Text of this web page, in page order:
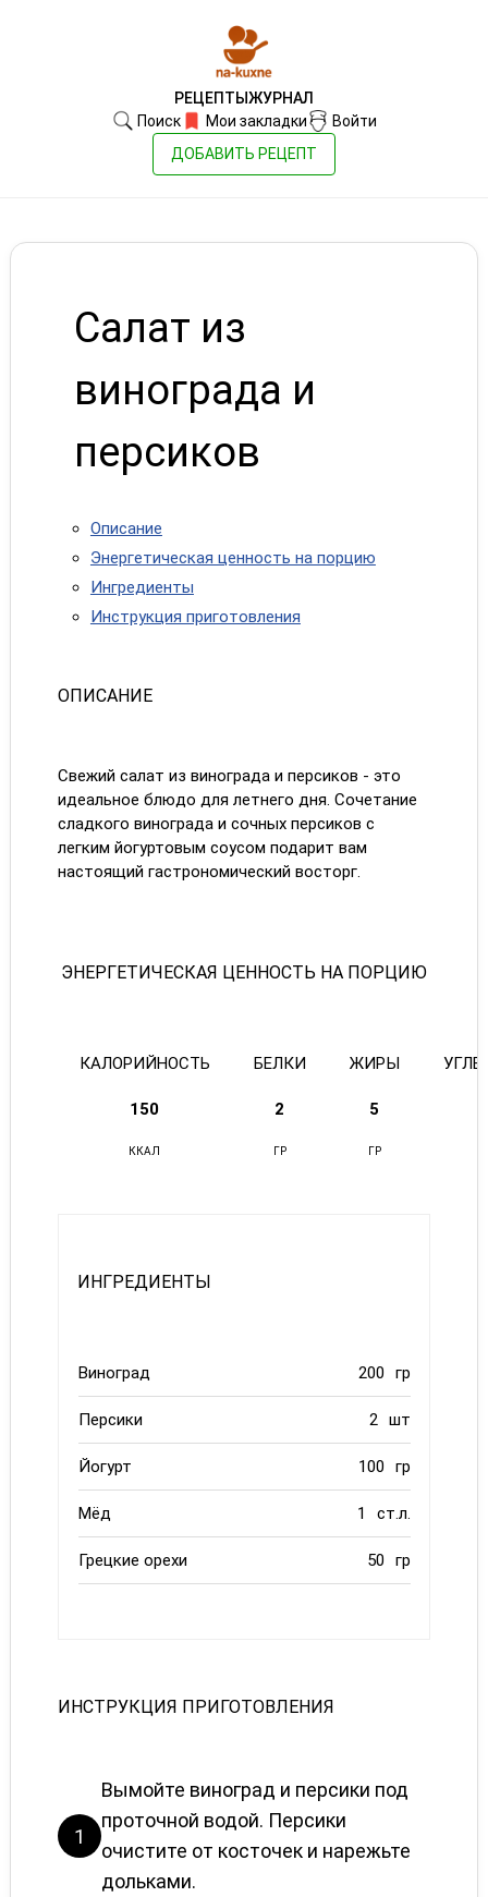
РЕЦЕПТЫ ЖУРНАЛ
Поиск
Мои закладки
Войти
ДОБАВИТЬ РЕЦЕПТ
Салат из
винограда и
персиков
Описание
Энергетическая ценность на порцию
Ингредиенты
Инструкция приготовления
ОПИСАНИЕ
Свежий салат из винограда и персиков - это
идеальное блюдо для летнего дня. Сочетание
сладкого винограда и сочных персиков с
легким йогуртовым соусом подарит вам
настоящий гастрономический восторг.
ЭНЕРГЕТИЧЕСКАЯ ЦЕННОСТЬ НА ПОРЦИЮ
КАЛОРИЙНОСТЬ БЕЛКИ ЖИРЫ
150 2 5
ККАЛ ГР ГР
ИНГРЕДИЕНТЫ
Виноград 200 гр
Персики 2 шт
Йогурт 100 гр
Мёд 1 ст.л.
Грецкие орехи 50 гр
ИНСТРУКЦИЯ ПРИГОТОВЛЕНИЯ
1
Вымойте виноград и персики под
проточной водой. Персики
очистите от косточек и нарежьте
дольками.